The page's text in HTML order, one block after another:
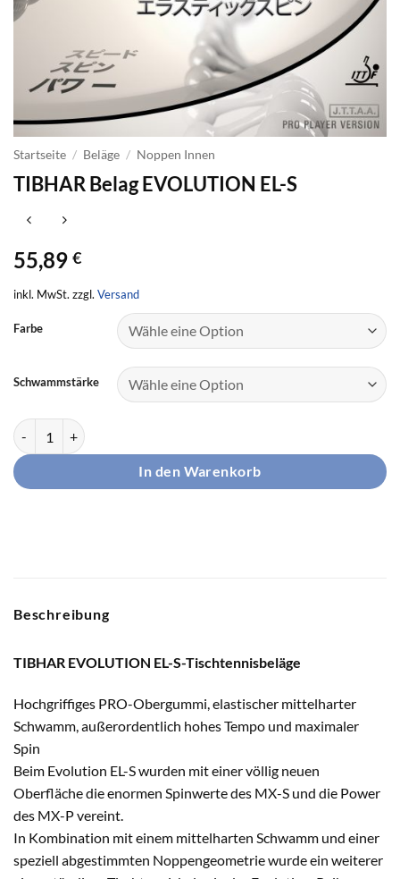
Startseite / Beläge / Noppen Innen
TIBHAR Belag EVOLUTION EL-S
55,89 €
inkl. MwSt. zzgl. Versand
Farbe
Schwammstärke
TIBHAR Belag EVOLUTION EL-S Menge
In den Warenkorb
Beschreibung
TIBHAR EVOLUTION EL-S-Tischtennisbeläge
Hochgriffiges PRO-Obergummi, elastischer mittelharter
Schwamm, außerordentlich hohes Tempo und maximaler
Spin
Beim Evolution EL-S wurden mit einer völlig neuen
Oberfläche die enormen Spinwerte des MX-S und die Power
des MX-P vereint.
In Kombination mit einem mittelharten Schwamm und einer
speziell abgestimmten Noppengeometrie wurde ein weiterer